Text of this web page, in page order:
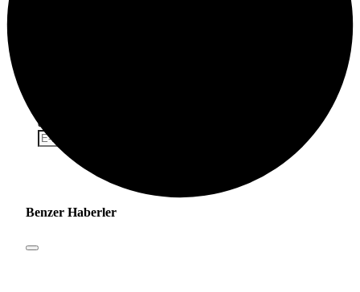
e-posta aboneliğini hemen başlat.
Benzer Haberler